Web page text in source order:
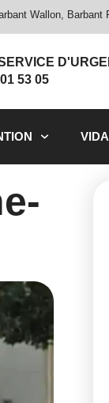
Wallon, Barbant
53 05